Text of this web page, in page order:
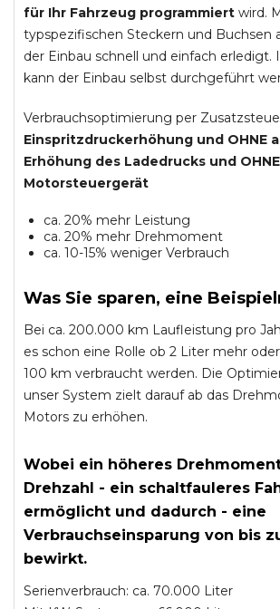
für Ihr Fahrzeug programmiert wird.
typspezifischen Steckern und Buchsen
der Einbau schnell und einfach erledigt.
kann der Einbau selbst durchgeführt
Verbrauchsoptimierung per
Einspritzdruckerhöhung und OHNE
Erhöhung des Ladedrucks und OHNE
Motorsteuergerät
ca. 20% mehr Leistung
ca. 20% mehr Drehmoment
ca. 10-15% weniger Verbrauch
Was Sie sparen, eine
Bei ca. 200.000 km Laufleistung pro
es schon eine Rolle ob 2 Liter mehr
100 km verbraucht werden. Die
unser System zielt darauf ab das
Motors zu erhöhen.
Wobei ein höheres
Drehzahl - ein schaltfauleres
ermöglicht und dadurch - eine
Verbrauchseinsparung von bis
bewirkt.
Serienverbrauch: ca. 70.000 Liter